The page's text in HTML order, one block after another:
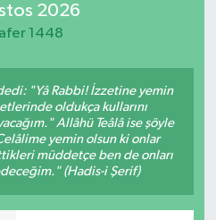
2026
1448
"Yâ Rabbi! İzzetine yemin
oldukça kullarını
Allâhü Teâlâ ise şöyle
yemin olsun ki onlar
müddetçe ben de onları
(Hadis-i Şerif)